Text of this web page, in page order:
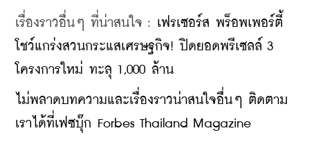
เรื่องราวอื่นๆ ที่น่าสนใจ : เฟรเซอร์ส พร็อพเพอร์ตี้
โชว์แกร่งสวนกระแสเศรษฐกิจ! ปิดยอดพรีเซลล์ 3
โครงการใหม่ ทะลุ 1,000 ล้าน
ไม่พลาดบทความและเรื่องราวน่าสนใจอื่นๆ ติดตาม
เราได้ที่เฟซบุ๊ก Forbes Thailand Magazine